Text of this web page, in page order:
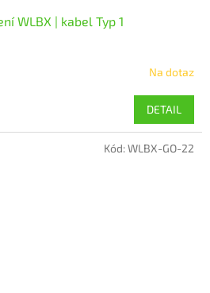
WLBX | kabel Typ 1
Na dotaz
DETAIL
Kód:WLBX-GO-22